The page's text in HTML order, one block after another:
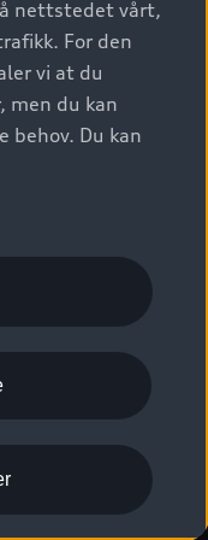
nettstedet vårt,
For den
vi at du
men du kan
behov. Du kan